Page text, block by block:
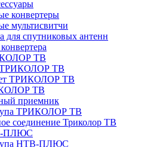
конвертеры
мультисвитчи
для спутниковых антенн
ТВ
ТВ
ТРИКОЛОР ТВ
ТВ
приемник
ТРИКОЛОР ТВ
соединение Триколор ТВ
ПЛЮС
НТВ-ПЛЮС